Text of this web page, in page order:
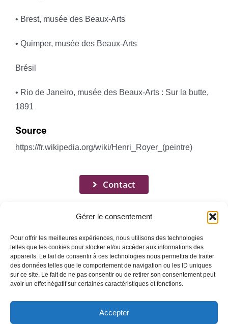
Gérer le consentement
Pour offrir les meilleures expériences, nous utilisons des technologies
telles que les cookies pour stocker et/ou accéder aux informations des
appareils. Le fait de consentir à ces technologies nous permettra de traiter
des données telles que le comportement de navigation ou les ID uniques
sur ce site. Le fait de ne pas consentir ou de retirer son consentement peut
avoir un effet négatif sur certaines caractéristiques et fonctions.
Accepter
• Brest, musée des Beaux-Arts
• Quimper, musée des Beaux-Arts
Brésil
• Rio de Janeiro, musée des Beaux-Arts : Sur la butte,
1891
Source
https://fr.wikipedia.org/wiki/Henri_Royer_(peintre)
Contact
Toggle
Navigation
ACCUEIL
Mentions légales